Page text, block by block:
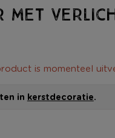
met
is momenteel
in kerstdecoratie.